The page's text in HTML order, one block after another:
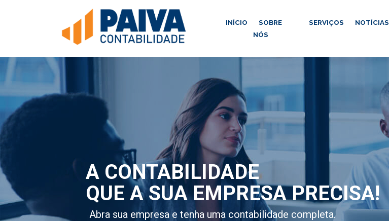
INÍCIO
SOBRE
NÓS
SERVIÇOS NOTÍCIAS
A CONTABILIDADE
QUE A SUA EMPRESA PRECISA!
Abra sua empresa e tenha uma contabilidade completa.